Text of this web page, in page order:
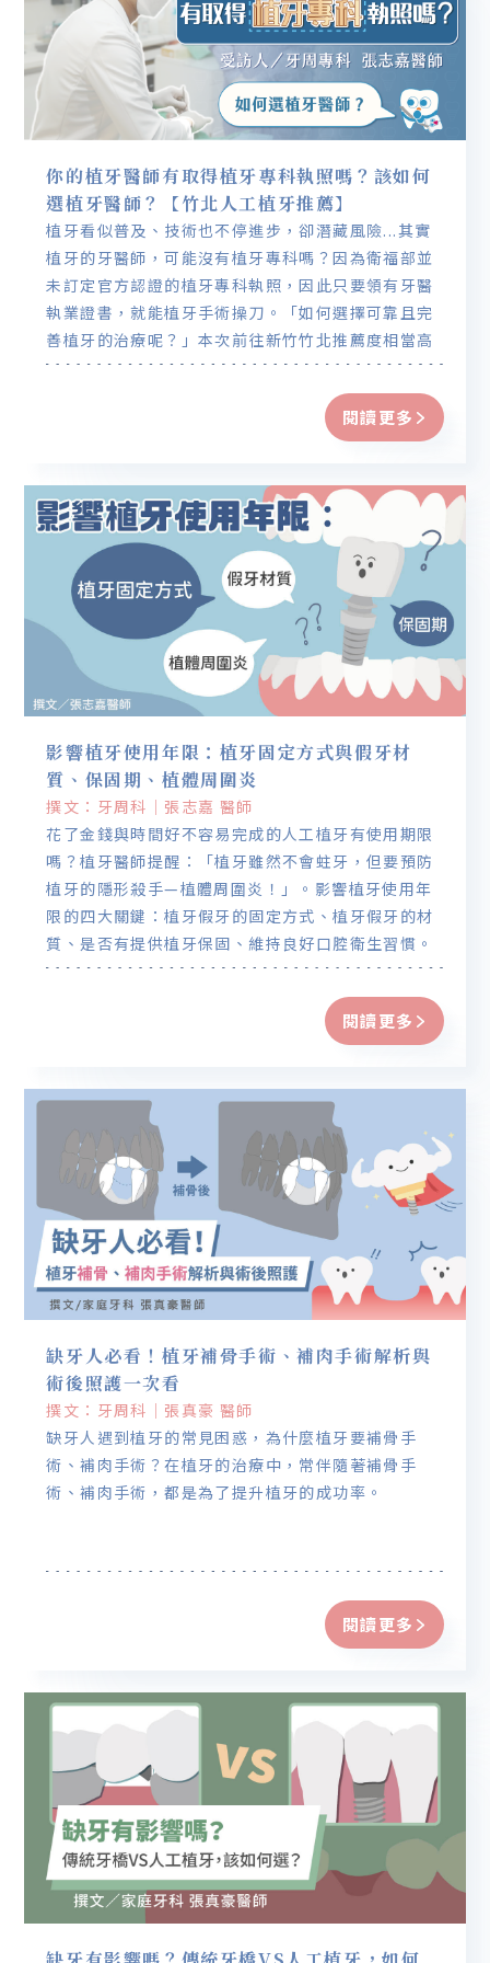
你的植牙醫師有取得植牙專科執照嗎？該如何
選植牙醫師？【竹北人工植牙推薦】
植牙看似普及、技術也不停進步，卻潛藏風險...其實
植牙的牙醫師，可能沒有植牙專科嗎？因為衛福部並
未訂定官方認證的植牙專科執照，因此只要領有牙醫
執業證書，就能植牙手術操刀。「如何選擇可靠且完
善植牙的治療呢？」本次前往新竹竹北推薦度相當高
的品悅牙醫資深植牙醫師－張志嘉醫師為大家解惑。
閱讀更多
影響植牙使用年限：植牙固定方式與假牙材
質、保固期、植體周圍炎
撰文：牙周科｜張志嘉 醫師
花了金錢與時間好不容易完成的人工植牙有使用期限
嗎？植牙醫師提醒：「植牙雖然不會蛀牙，但要預防
植牙的隱形殺手—植體周圍炎！」。影響植牙使用年
限的四大關鍵：植牙假牙的固定方式、植牙假牙的材
質、是否有提供植牙保固、維持良好口腔衛生習慣。
閱讀更多
缺牙人必看！植牙補骨手術、補肉手術解析與
術後照護一次看
撰文：牙周科｜張真豪 醫師
缺牙人遇到植牙的常見困惑，為什麼植牙要補骨手
術、補肉手術？在植牙的治療中，常伴隨著補骨手
術、補肉手術，都是為了提升植牙的成功率。
閱讀更多